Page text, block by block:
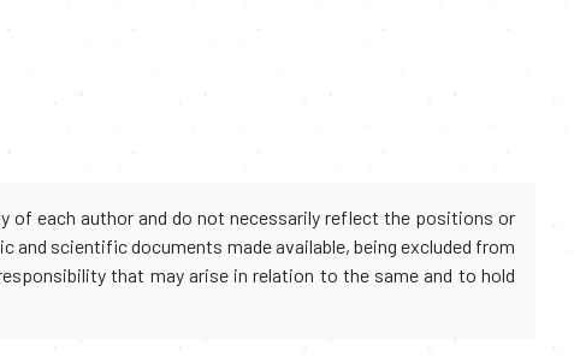
of each author and do not necessarily reflect the positions or
scientific documents made available, being excluded from
that may arise in relation to the same and to hold